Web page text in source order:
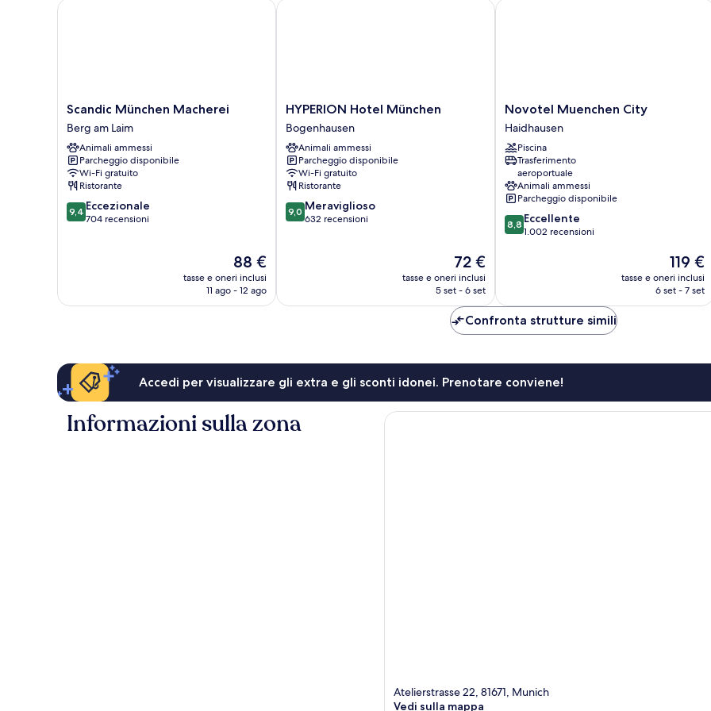
Scandic
München
Macherei
Berg
am
Laim
Scandic München Macherei
Berg am Laim
Animali ammessi
Parcheggio disponibile
Wi-Fi gratuito
Ristorante
9.4
su
9,4 Eccezionale
704 recensioni
Il
prezzo
attuale
88 €
tasse e oneri inclusi
11 ago - 12 ago
Scandic München Macherei
HYPERION
Hotel
München
Bogenhausen
HYPERION Hotel München
Bogenhausen
Animali ammessi
Parcheggio disponibile
Wi-Fi gratuito
Ristorante
9.0
su
9,0 Meraviglioso
632 recensioni
Il
prezzo
attuale
72 €
72 €
tasse e oneri inclusi
5 set - 6 set
HYPERION Hotel München
Novotel
Muenchen
City
Haidhausen
Novotel Muenchen City
Haidhausen
Piscina
Trasferimento
aeroportuale
Animali ammessi
Parcheggio disponibile
8.8
su
8,8 Eccellente
1.002 recensioni
Il
prezzo
attuale
119 €
tasse e oneri inclusi
6 set - 7 set
Novotel Muenchen City
Confronta strutture simili
Accedi per visualizzare gli extra e gli sconti idonei. Prenotare conviene!
Informazioni sulla zona
Atelierstrasse 22, 81671, Munich
Vedi sulla mappa